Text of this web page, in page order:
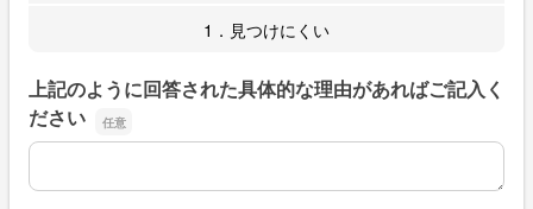
1．見つけにくい
上記のように回答された具体的な理由があればご記入く
ださい
上記のように回答された具体的な理由があればご記入くだ